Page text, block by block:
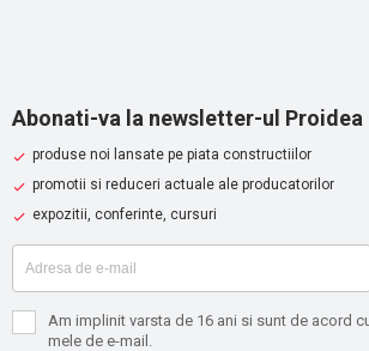
Abonati-va la newsletter-ul Proidea
produse noi lansate pe piata constructiilor
promotii si reduceri actuale ale producatorilor
expozitii, conferinte, cursuri
Am implinit varsta de 16 ani si sunt de acord
mele de e-mail.